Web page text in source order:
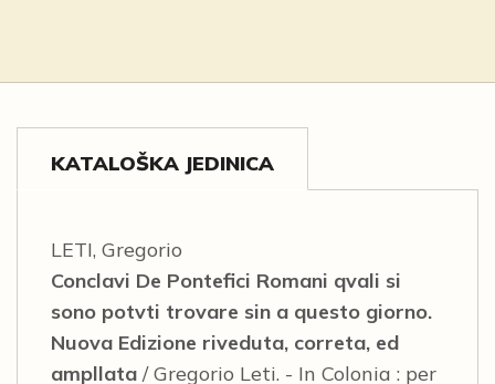
KATALOŠKA JEDINICA
LETI, Gregorio
Conclavi De Pontefici Romani qvali si
sono potvti trovare sin a questo giorno.
Nuova Edizione riveduta, correta, ed
ampllata / Gregorio Leti. - In Colonia : per